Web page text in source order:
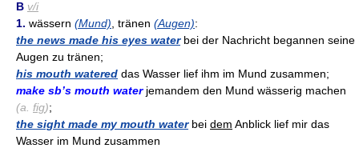
B v/i
1. wässern (Mund) , tränen (Augen):
the news made his eyes waterbei der Nachricht begannen seine
Augen zu tränen;
his mouth watered das Wasser lief ihm im Mund zusammen;
make sb’s mouth waterjemandem den Mund wässerig machen
(a. fig);
the sight made my mouth waterbei dem Anblick lief mir das
Wasser im Mund zusammen